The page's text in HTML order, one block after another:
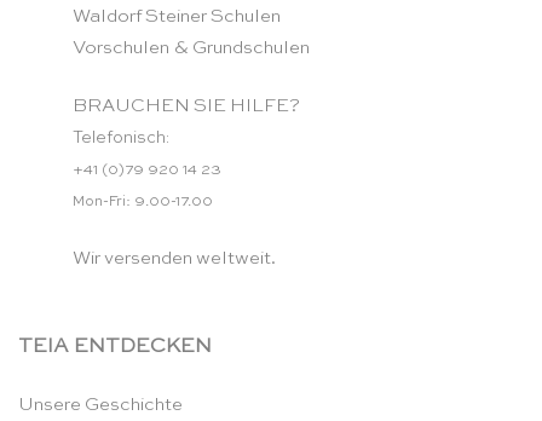
Waldorf Steiner Schulen
Vorschulen & Grundschulen
BRAUCHEN SIE HILFE?
Telefonisch:
+41 (0)79 920 14 23
Mon-Fri: 9.00-17.00
Wir versenden weltweit.
TEIA ENTDECKEN
Unsere Geschichte